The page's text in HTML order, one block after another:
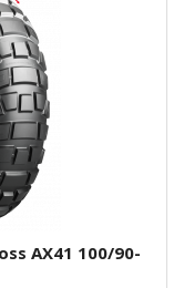
AX41 100/90-